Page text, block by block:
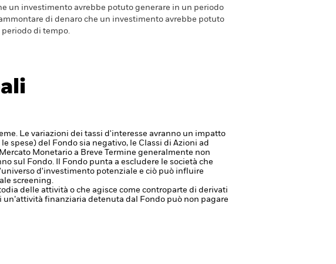
un investimento avrebbe potuto generare in un periodo
di denaro che un investimento avrebbe potuto
di tempo.
Le variazioni dei tassi d'interesse avranno un impatto
spese) del Fondo sia negativo, le Classi di Azioni ad
Mercato Monetario a Breve Termine generalmente non
sul Fondo.
Il Fondo punta a escludere le società che
d'investimento potenziale e ciò può influire
screening.
delle attività o che agisce come controparte di derivati
finanziaria detenuta dal Fondo può non pagare